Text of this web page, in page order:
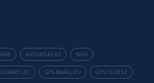
AUTOATLAS.KZ BIVIK
GISKART LLC GPS-BAIKAL.RU GPS-CLUB.KZ